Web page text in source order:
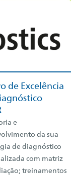
de Excelência
e
da sua
de diagnóstico
com matriz
treinamentos